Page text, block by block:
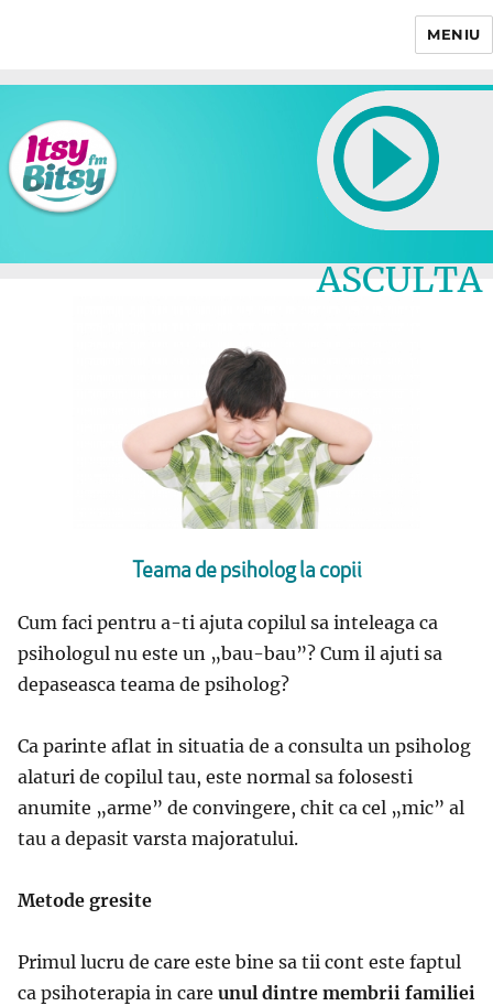
MENIU
ASCULTA
Teama de psiholog la copii
Cum faci pentru a-ti ajuta copilul sa inteleaga ca
psihologul nu este un „bau-bau”? Cum il ajuti sa
depaseasca teama de psiholog?
Ca parinte aflat in situatia de a consulta un psiholog
alaturi de copilul tau, este normal sa folosesti
anumite „arme” de convingere, chit ca cel „mic” al
tau a depasit varsta majoratului.
Metode gresite
Primul lucru de care este bine sa tii cont este faptul
ca psihoterapia in care unul dintre membrii familiei